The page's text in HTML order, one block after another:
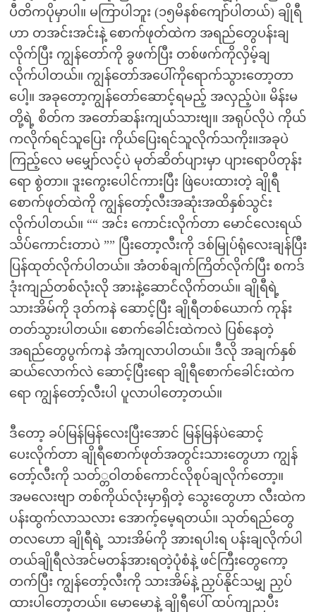
ပီတိကပိုမှာပါ။ မကြာပါဘူး (၁၅မိနစ်ကျော်ပါတယ်) ချိုရီ
ဟာ တအင်းအင်းနဲ့ စောက်ဖုတ်ထဲက အရည်တွေပန်းချ
လိုက်ပြီး ကျွန်တော်ကို ခွဖက်ပြီး တစ်ဖက်ကိုလှိမ့်ချ
လိုက်ပါတယ်။ ကျွန်တော်အပေါ်ကိုရောက်သွားတော့တာ
ပေါ့။ အခုတော့ကျွန်တော်ဆောင့်ရမည့် အလှည့်ပဲ။ မိန်းမ
တို့ရဲ့ စိတ်က အတော်ဆန်းကျယ်သားဗျ။ အရုပ်လိုပဲ ကိုယ်
ကလိုက်ရင်သူပြေး ကိုယ်ပြေးရင်သူလိုက်သကိုး။အခုပဲ
ကြည့်လေ မမျှော်လင့်ပဲ မုတ်ဆိတ်ပျားမှာ ပျားရောပိတုန်း
ရော စွဲတာ။ ဒူးကွေးပေါင်ကားပြီး ဖြဲပေးထားတဲ့ ချိုရီ
စောက်ဖုတ်ထဲကို ကျွန်တော့်လီးအဆုံးအထိနှစ်သွင်း
လိုက်ပါတယ်။ ““ အင်း ကောင်းလိုက်တာ မောင်လေးရယ်
သိပ်ကောင်းတာပဲ ”” ပြီးတော့လီးကို ဒစ်မြုပ်ရုံလေးချန်ပြီး
ပြန်ထုတ်လိုက်ပါတယ်။ အံတစ်ချက်ကြိတ်လိုက်ပြီး စကဒ်
ဒုံးကျည်တစ်လုံးလို အားနဲ့ဆောင်ံလိုက်တယ်။ ချိုရီရဲ့
သားအိမ်ကို ဒုတ်ကနဲ ဆောင့်ပြီး ချိုရီတစ်ယောက် ကုန်း
တတ်သွားပါတယ်။ စောက်ခေါင်းထဲကလဲ ပြစ်နေတဲ့
အရည်တွေပွက်ကနဲ အံကျလာပါတယ်။ ဒီလို အချက်နှစ်
ဆယ်လောက်လဲ ဆောင့်ပြီးရော ချိုရီစောက်ခေါင်းထဲက
ရော ကျွန်တော့်လီးပါ ပူလာပါတော့တယ်။
ဒီတော့ ခပ်မြန်မြန်လေးပြီးအောင် မြန်မြန်ပဲဆောင့်
ပေးလိုက်တာ ချိုရီစောက်ဖုတ်အတွင်းသားတွေဟာ ကျွန်
တော့်လီးကို သတ်္တဝါတစ်ကောင်လိုစုပ်ချလိုက်တော့။
အမလေးဗျာ တစ်ကိုယ်လုံးမှာရှိတဲ့ သွေးတွေဟာ လီးထဲက
ပန်းထွက်လာသလား အောက့်မေ့ရတယ်။ သုတ်ရည်တွေ
တလဟော ချိုရီရဲ့ သားအိမ်ကို အားရပါးရ ပန်းချလိုက်ပါ
တယ်ချိုရီလဲအင်မတန်အားရတဲ့ပုံစံနဲ့ ဖင်ကြီးတွေကော့
တက်ပြီး ကျွန်တော့်လီးကို သားအိမ်နဲ့ ညှပ်နိုင်သမျှ ညှပ်
ထားပါတော့တယ်။ မောမောနဲ့ ချိုရီပေါ် ထပ်ကျညပီး